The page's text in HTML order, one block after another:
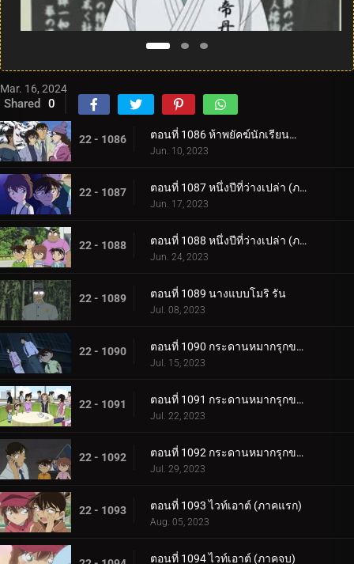
Mar. 16, 2024
Shared 0
22 - 1086 ตอนที่ 1086 ห้าพยัคฆ์นักเรียนตำรวจ Wild Police Story CASE.มัตสึดะ จิมเปย์
Jun. 10, 2023
22 - 1087 ตอนที่ 1087 หนึ่งปีที่ว่างเปล่า (ภาคแรก)
Jun. 17, 2023
22 - 1088 ตอนที่ 1088 หนึ่งปีที่ว่างเปล่า (ภาคจบ)
Jun. 24, 2023
22 - 1089 ตอนที่ 1089 นางแบบโมริ รัน
Jul. 08, 2023
22 - 1090 ตอนที่ 1090 กระดานหมากรุกของไทโค เมจิน (ภาคหมากแรก)
Jul. 15, 2023
22 - 1091 ตอนที่ 1091 กระดานหมากรุกของไทโค เมจิน (ภาคหมากชั้นเลิศ)
Jul. 22, 2023
22 - 1092 ตอนที่ 1092 กระดานหมากรุกของไทโค เมจิน (ภาครุกฆาต)
Jul. 29, 2023
22 - 1093 ตอนที่ 1093 ไวท์เอาต์ (ภาคแรก)
Aug. 05, 2023
ตอนที่ 1094 ไวท์เอาต์ (ภาคจบ)